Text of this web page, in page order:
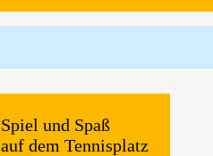
Spiel und Spaß
auf dem Tennisplatz